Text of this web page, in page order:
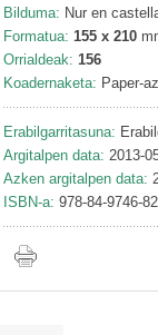
Bilduma: Nur en
Formatua: 155 x 210
Orrialdeak: 156
Koadernaketa: Paper-
Erabilgarritasuna:
Argitalpen data: 2013-
Azken argitalpen data:
ISBN-a: 978-84-9746-